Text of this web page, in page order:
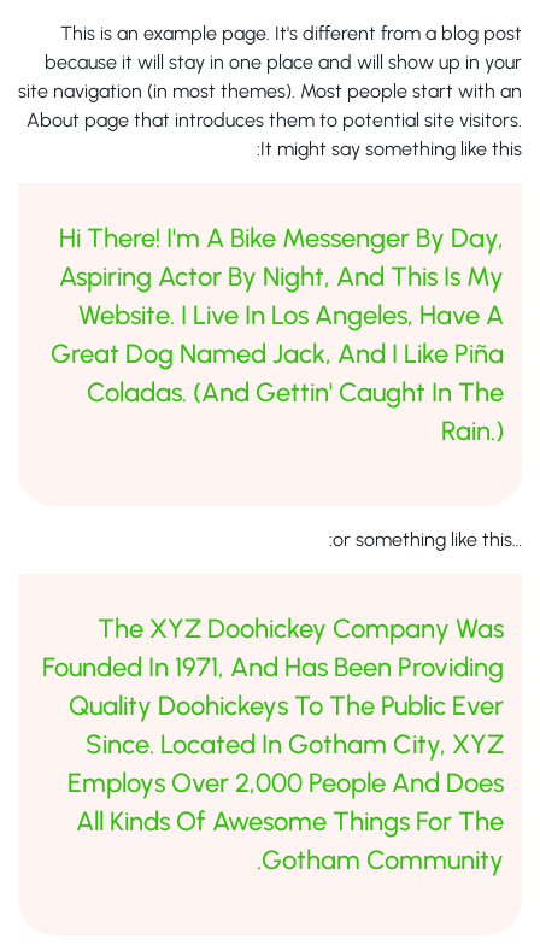
This is an example page. It's different from a blog post
because it will stay in one place and will show up in your
site navigation (in most themes). Most people start with an
About page that introduces them to potential site visitors.
It might say something like this:
Hi There! I'm A Bike Messenger By Day,
Aspiring Actor By Night, And This Is My
Website. I Live In Los Angeles, Have A
Great Dog Named Jack, And I Like Piña
Coladas. (And Gettin' Caught In The
Rain.)
…or something like this:
The XYZ Doohickey Company Was
Founded In 1971, And Has Been Providing
Quality Doohickeys To The Public Ever
Since. Located In Gotham City, XYZ
Employs Over 2,000 People And Does
All Kinds Of Awesome Things For The
Gotham Community.